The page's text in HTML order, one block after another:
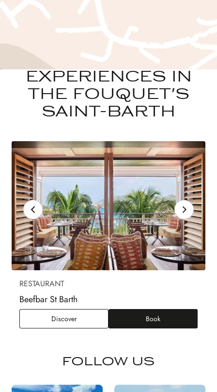
EXPERIENCES IN
THE FOUQUET'S
SAINT-BARTH
RESTAURANT
Beefbar St Barth
DiscoverBeefbar St Barth Book
FOLLOW US